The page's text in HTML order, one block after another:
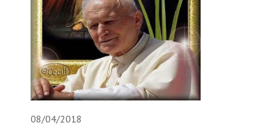
08/04/2018